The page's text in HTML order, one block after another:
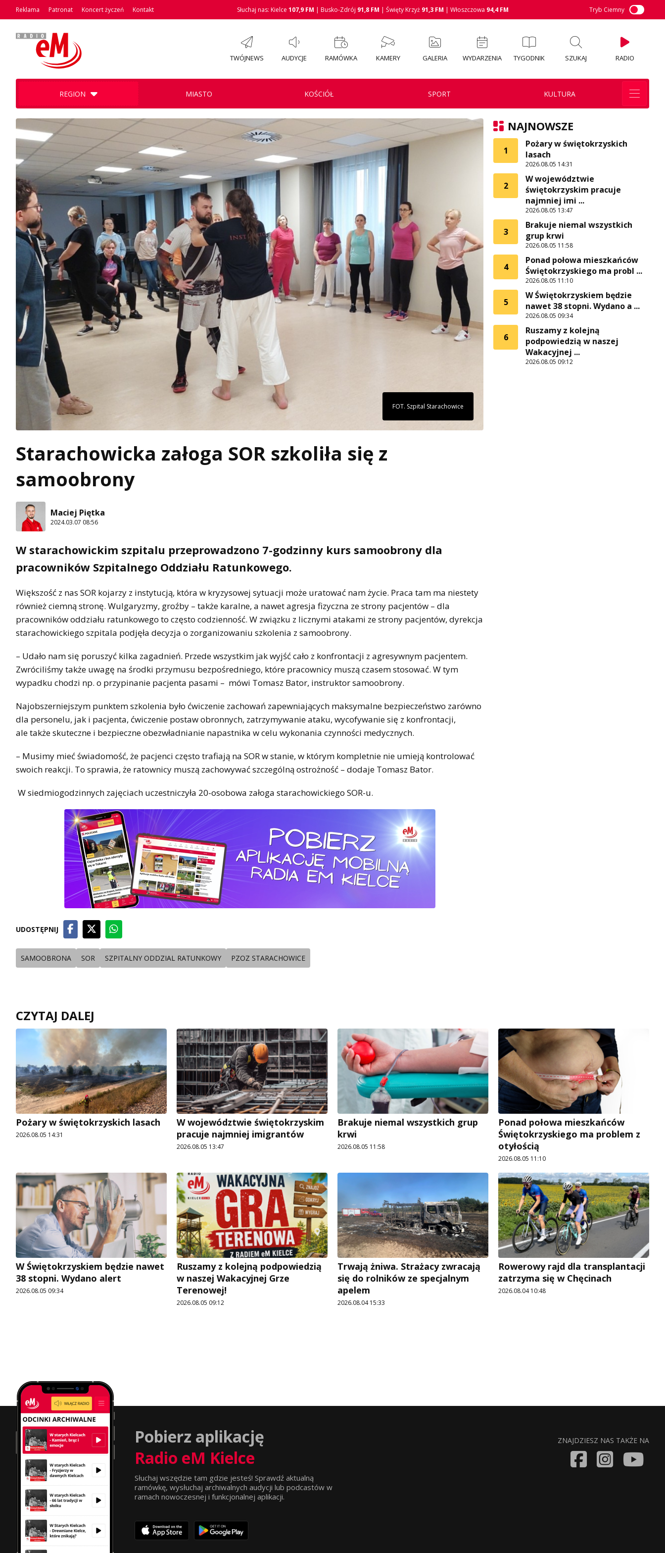
Reklama Patronat Koncert życzeń Kontakt Słuchaj nas: Kielce 107,9 FM | Busko-Zdrój 91,8 FM | Święty Krzyż 91,3 FM | Włoszczowa 94,4 FM Tryb Ciemny
TWÓJNEWS AUDYCJE RAMÓWKA KAMERY GALERIA WYDARZENIA TYGODNIK SZUKAJ RADIO
REGION MIASTO KOŚCIÓŁ SPORT KULTURA
FOT. Szpital Starachowice
Starachowicka załoga SOR szkoliła się z
samoobrony
Maciej Piętka
2024.03.07 08:56
W starachowickim szpitalu przeprowadzono 7-godzinny kurs samoobrony dla
pracowników Szpitalnego Oddziału Ratunkowego.
Większość z nas SOR kojarzy z instytucją, która w kryzysowej sytuacji może uratować nam życie. Praca tam ma niestety
również ciemną stronę. Wulgaryzmy, groźby – także karalne, a nawet agresja fizyczna ze strony pacjentów – dla
pracowników oddziału ratunkowego to często codzienność. W związku z licznymi atakami ze strony pacjentów, dyrekcja
starachowickiego szpitala podjęła decyzja o zorganizowaniu szkolenia z samoobrony.
– Udało nam się poruszyć kilka zagadnień. Przede wszystkim jak wyjść cało z konfrontacji z agresywnym pacjentem.
Zwróciliśmy także uwagę na środki przymusu bezpośredniego, które pracownicy muszą czasem stosować. W tym
wypadku chodzi np. o przypinanie pacjenta pasami – mówi Tomasz Bator, instruktor samoobrony.
Najobszerniejszym punktem szkolenia było ćwiczenie zachowań zapewniających maksymalne bezpieczeństwo zarówno
dla personelu, jak i pacjenta, ćwiczenie postaw obronnych, zatrzymywanie ataku, wycofywanie się z konfrontacji,
ale także skuteczne i bezpieczne obezwładnianie napastnika w celu wykonania czynności medycznych.
– Musimy mieć świadomość, że pacjenci często trafiają na SOR w stanie, w którym kompletnie nie umieją kontrolować
swoich reakcji. To sprawia, że ratownicy muszą zachowywać szczególną ostrożność – dodaje Tomasz Bator.
W siedmiogodzinnych zajęciach uczestniczyła 20-osobowa załoga starachowickiego SOR-u.
UDOSTĘPNIJ
SAMOOBRONA SOR SZPITALNY ODDZIAL RATUNKOWY PZOZ STARACHOWICE
NAJNOWSZE
1
Pożary w świętokrzyskich
lasach
2026.08.05 14:31
2
W województwie
świętokrzyskim pracuje
najmniej imi ...
2026.08.05 13:47
3
Brakuje niemal wszystkich
grup krwi
2026.08.05 11:58
4
Ponad połowa mieszkańców
Świętokrzyskiego ma probl ...
2026.08.05 11:10
5
W Świętokrzyskiem będzie
nawet 38 stopni. Wydano a ...
2026.08.05 09:34
6
Ruszamy z kolejną
podpowiedzią w naszej
Wakacyjnej ...
2026.08.05 09:12
CZYTAJ DALEJ
Pożary w świętokrzyskich lasach
2026.08.05 14:31
W województwie świętokrzyskim
pracuje najmniej imigrantów
2026.08.05 13:47
Brakuje niemal wszystkich grup
krwi
2026.08.05 11:58
Ponad połowa mieszkańców
Świętokrzyskiego ma problem z
otyłością
2026.08.05 11:10
W Świętokrzyskiem będzie nawet
38 stopni. Wydano alert
2026.08.05 09:34
Ruszamy z kolejną podpowiedzią
w naszej Wakacyjnej Grze
Terenowej!
2026.08.05 09:12
Trwają żniwa. Strażacy zwracają
się do rolników ze specjalnym
apelem
2026.08.04 15:33
Rowerowy rajd dla transplantacji
zatrzyma się w Chęcinach
2026.08.04 10:48
Pobierz aplikację
Radio eM Kielce
Słuchaj wszędzie tam gdzie jesteś! Sprawdź aktualną
ramówkę, wysłuchaj archiwalnych audycji lub podcastów w
ramach nowoczesnej i funkcjonalnej aplikacji.
ZNAJDZIESZ NAS TAKŻE NA